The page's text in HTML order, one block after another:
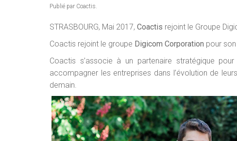
Publié par Coactis.
STRASBOURG, Mai 2017, Coactis rejoint le Groupe
Coactis rejoint le groupe Digicom Corporation pour
Coactis s’associe à un partenaire stratégique
accompagner les entreprises dans l’évolution de
demain.